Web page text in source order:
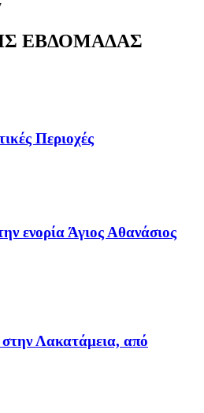
ΕΒΔΟΜΑΔΑΣ
Περιοχές
ενορία Άγιος Αθανάσιος
στην Λακατάμεια, από